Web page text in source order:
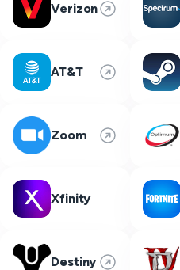
Verizon
AT&T
Zoom
Xfinity
Destiny